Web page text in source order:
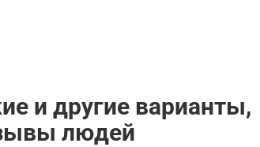
и другие варианты,
людей